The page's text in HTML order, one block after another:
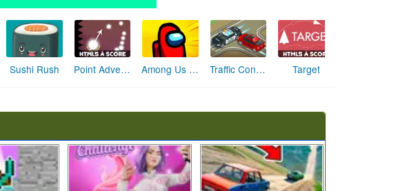
Sushi Rush Point Adventure Among Us Online Edition Traffic Control 2 Target